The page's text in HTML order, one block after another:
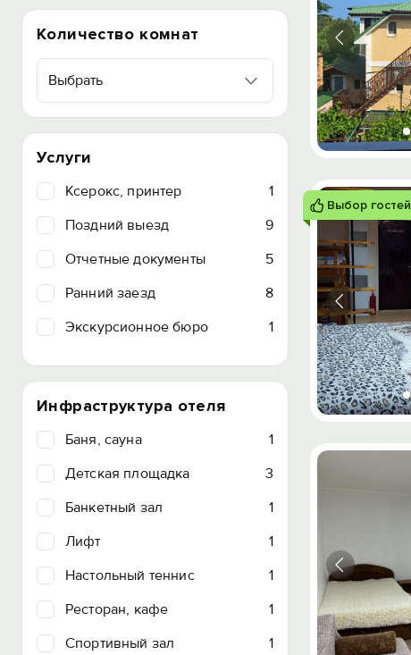
Количество комнат
Выбрать
Услуги
Ксерокс, принтер
1
Поздний выезд
9
Отчетные документы
5
Ранний заезд
8
Экскурсионное бюро
1
Инфраструктура отеля
Баня, сауна
1
Детская площадка
3
Банкетный зал
1
Лифт
1
Настольный теннис
1
Ресторан, кафе
1
Спортивный зал
1
Выбор гостей